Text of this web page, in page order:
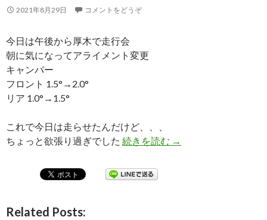
2021年8月29日 コメントをどうぞ
今日は午後から厚木で走行会
朝に気になってアライメント変更
キャンバー
フロント 1.5°→2.0°
リア 1.0°→1.5°
これで今日は走らせたんだけど、、、
ちょっと欲張り過ぎでした 続きを読む M-07 Concept 【今
→
Related Posts: